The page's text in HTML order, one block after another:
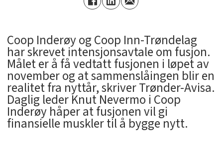
Coop Inderøy og Coop Inn-Trøndelag
har skrevet intensjonsavtale om fusjon.
Målet er å få vedtatt fusjonen i løpet av
november og at sammenslåingen blir en
realitet fra nyttår, skriver Trønder-Avisa.
Daglig leder Knut Nevermo i Coop
Inderøy håper at fusjonen vil gi
finansielle muskler til å bygge nytt.